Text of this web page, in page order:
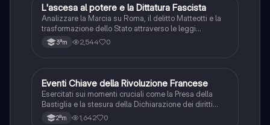
LStoria
L'ascesa al potere e la Dittatura Fascista
Analizzare la Marcia su Roma, il delitto Matteotti e la
trasformazione dello Stato attraverso le leggi
fascistissime.
3ªm 2,544 0
EStoria
Eventi Chiave della Rivoluzione Francese
Esercitati sui momenti cruciali come la Presa della
Bastiglia e la stesura della Dichiarazione dei diritti
dell'uomo e del cittadino.
2ªm 1,642 0